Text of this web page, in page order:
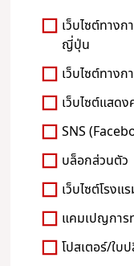
เว็บไซต์ทาง
ญี่ปุ่น
เว็บไซต์ทาง
เว็บไซต์แสด
SNS
บล็อกส่วนตัว
เว็บไซต์โรงแ
แคมเปญการ
โปสเตอร์/ใบ